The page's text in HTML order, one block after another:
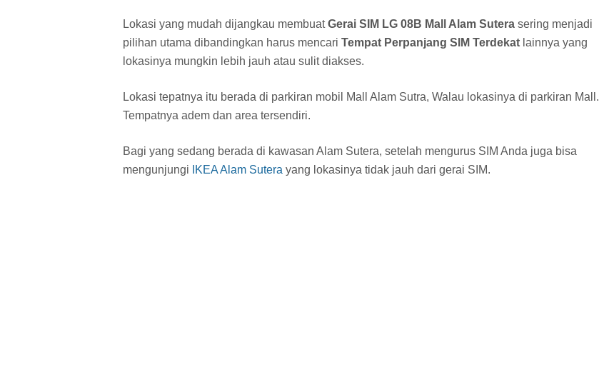
Lokasi yang mudah dijangkau membuatGerai SIM LG 08B Mall Alam Sutera sering menjadi
pilihan utama dibandingkan harus mencari Tempat Perpanjang SIM Terdekat lainnya yang
lokasinya mungkin lebih jauh atau sulit diakses.
Lokasi tepatnya itu berada di parkiran mobil Mall Alam Sutra, Walau lokasinya di parkiran Mall.
Tempatnya adem dan area tersendiri.
Bagi yang sedang berada di kawasan Alam Sutera, setelah mengurus SIM Anda juga bisa
mengunjungi
IKEA Alam Sutera yang lokasinya tidak jauh dari gerai SIM.